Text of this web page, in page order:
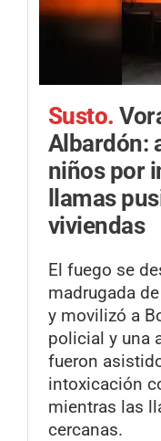
Susto.
Albardón:
niños por
llamas
viviendas
El fuego se
madrugada
y movilizó a
policial y una
fueron
intoxicación
mientras las
cercanas.